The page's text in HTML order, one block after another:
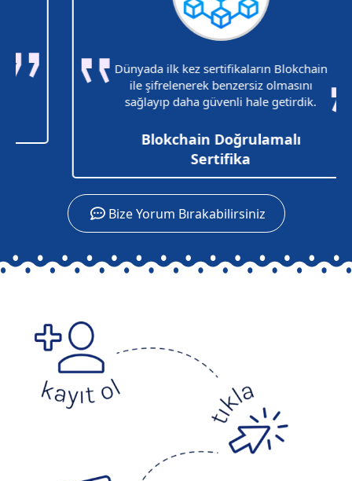
Dünyada ilk kez sertifikaların Blokchain
ile şifrelenerek benzersiz olmasını
sağlayıp daha güvenli hale getirdik.
Blokchain Doğrulamalı
Sertifika
Bize Yorum Bırakabilirsiniz